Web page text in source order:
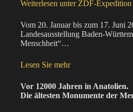
Weiterlesen unter ZDF-Expedition
Vom 20. Januar bis zum 17. Juni
Landesausstellung Baden-
Menschheit“…
Lesen Sie mehr
Vor 12000 Jahren in Anatolien.
Die ältesten Monumente der